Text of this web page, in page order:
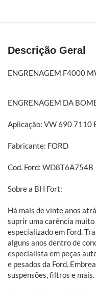
Descrição Geral
ENGRENAGEM F4000
ENGRENAGEM DA
Aplicação: VW 690 7110
Fabricante: FORD
Cod. Ford: WD8T6A754B
Sobre a BH Fort:
Há mais de vinte anos
suprir uma carência
especializado em Ford.
alguns anos dentro de
especialista em peças
e pesados da Ford.
suspensões, filtros e mais.
Garantia do vendedor: 3